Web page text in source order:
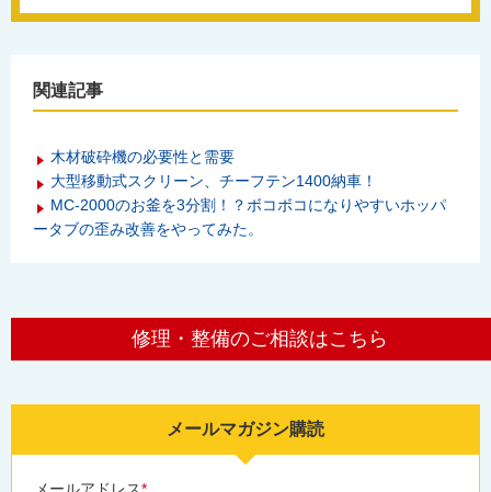
関連記事
木材破砕機の必要性と需要
大型移動式スクリーン、チーフテン1400納車！
MC-2000のお釜を3分割！？ボコボコになりやすいホッパ
ータブの歪み改善をやってみた。
修理・整備のご相談はこちら
メールマガジン購読